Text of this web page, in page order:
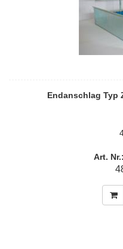
Endanschlag Typ
Art.